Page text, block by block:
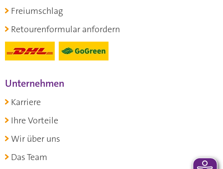
Freiumschlag
Retourenformular anfordern
Unternehmen
Karriere
Ihre Vorteile
Wir über uns
Das Team